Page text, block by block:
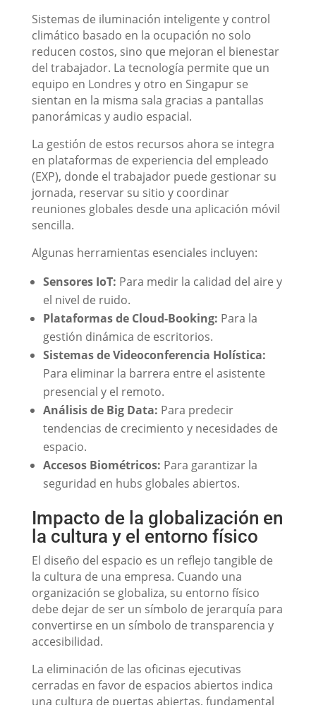
Sistemas de iluminación inteligente y control
climático basado en la ocupación no solo
reducen costos, sino que mejoran el bienestar
del trabajador. La tecnología permite que un
equipo en Londres y otro en Singapur se
sientan en la misma sala gracias a pantallas
panorámicas y audio espacial.
La gestión de estos recursos ahora se integra
en plataformas de experiencia del empleado
(EXP), donde el trabajador puede gestionar su
jornada, reservar su sitio y coordinar
reuniones globales desde una aplicación móvil
sencilla.
Algunas herramientas esenciales incluyen:
Sensores IoT: Para medir la calidad del aire y
el nivel de ruido.
Plataformas de Cloud-Booking: Para la
gestión dinámica de escritorios.
Sistemas de Videoconferencia Holística:
Para eliminar la barrera entre el asistente
presencial y el remoto.
Análisis de Big Data: Para predecir
tendencias de crecimiento y necesidades de
espacio.
Accesos Biométricos: Para garantizar la
seguridad en hubs globales abiertos.
Impacto de la globalización en
la cultura y el entorno físico
El diseño del espacio es un reflejo tangible de
la cultura de una empresa. Cuando una
organización se globaliza, su entorno físico
debe dejar de ser un símbolo de jerarquía para
convertirse en un símbolo de transparencia y
accesibilidad.
La eliminación de las oficinas ejecutivas
cerradas en favor de espacios abiertos indica
una cultura de puertas abiertas, fundamental